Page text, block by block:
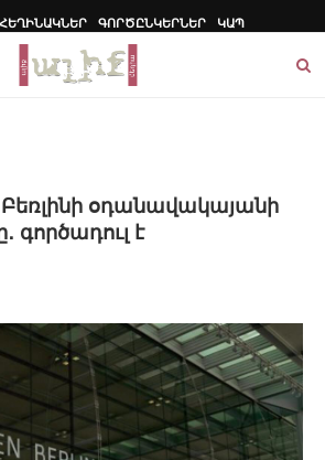
ՀԵՂԻՆԱԿՆԵՐ ԳՈՐԾԸՆԿԵՐՆԵՐ ԿԱՊ
Բեռլինի օդանավակայանի
գործադուլ է